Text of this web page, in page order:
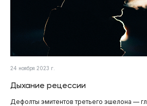
24 ноября 2023 г.
Дыхание рецессии
Дефолты эмитентов третьего эшелона —